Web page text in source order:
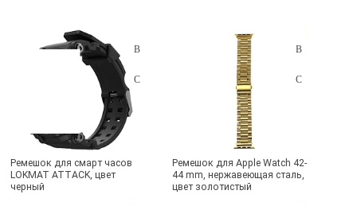
Ремешок для смарт часов
LOKMAT ATTACK, цвет
черный
Ремешок для Apple Watch 42-
44 mm, нержавеющая сталь,
цвет золотистый